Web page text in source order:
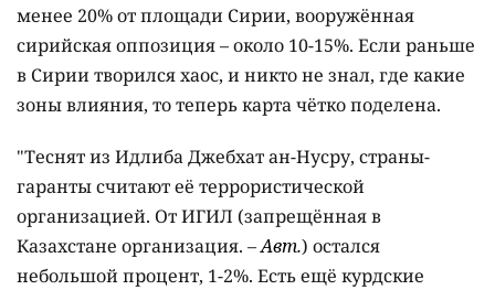
менее 20% от площади Сирии, вооружённая
сирийская оппозиция – около 10-15%. Если раньше
в Сирии творился хаос, и никто не знал, где какие
зоны влияния, то теперь карта чётко поделена.
"Теснят из Идлиба Джебхат ан-Нусру, страны-
гаранты считают её террористической
организацией. От ИГИЛ (запрещённая в
Казахстане организация. –Авт.) остался
небольшой процент, 1-2%. Есть ещё курдские